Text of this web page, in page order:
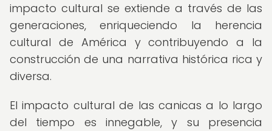
impacto cultural se extiende a través de las
generaciones, enriqueciendo la herencia
cultural de América y contribuyendo a la
construcción de una narrativa histórica rica y
diversa.
El impacto cultural de las canicas a lo largo
del tiempo es innegable, y su presencia